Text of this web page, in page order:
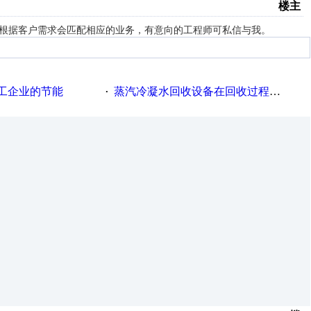
楼主
客户需求会匹配相应的业务，有意向的工程师可私信与我。
企业的节能 · 蒸汽冷凝水回收设备在回收过程中的运行要点